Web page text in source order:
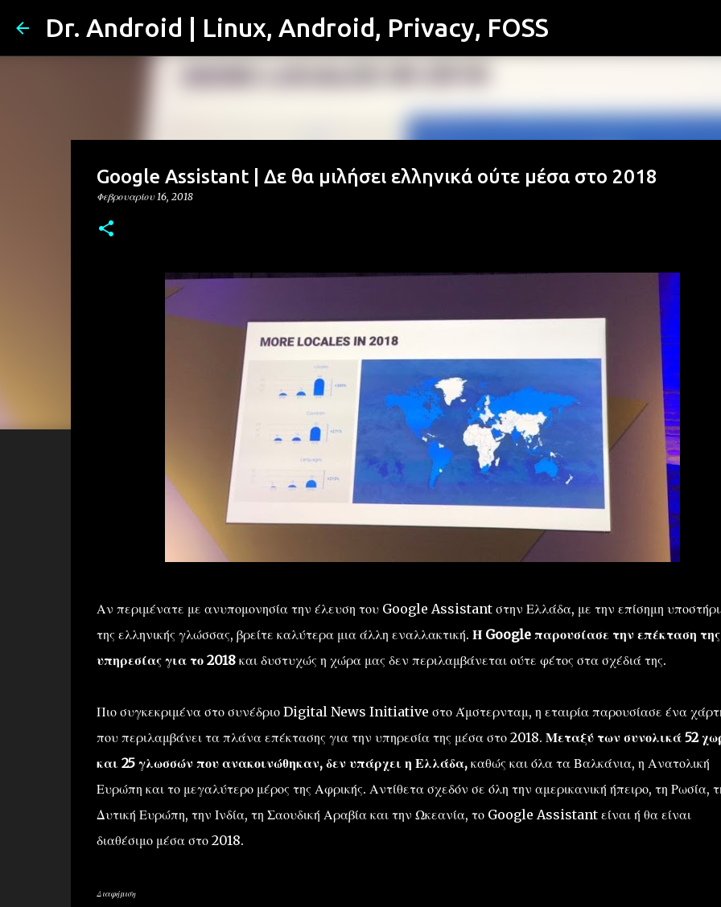
Μετάβαση στο κύριο περιεχόμενο
Dr. Android | Linux, Android, Privacy, FOSS
Google Assistant | Δε θα μιλήσει ελληνικά ούτε μέσα στο 2018
Φεβρουαρίου 16, 2018
Αν περιμένατε με ανυπομονησία την έλευση του Google Assistant στην Ελλάδα, με την επίσημη
της ελληνικής γλώσσας, βρείτε καλύτερα μια άλλη εναλλακτική. Η Google παρουσίασε την επέκταση της
υπηρεσίας για το 2018και δυστυχώς η χώρα μας δεν περιλαμβάνεται ούτε φέτος στα σχέδιά της.
Πιο συγκεκριμένα στο συνέδριο Digital News Initiative στο Άμστερνταμ, η εταιρία παρουσίασε ένα
που περιλαμβάνει τα πλάνα επέκτασης για την υπηρεσία της μέσα στο 2018. Μεταξύ των συνολικά 52
και 25 γλωσσών που ανακοινώθηκαν, δεν υπάρχει η Ελλάδα,καθώς και όλα τα Βαλκάνια, η Ανατολική
Ευρώπη και το μεγαλύτερο μέρος της Αφρικής. Αντίθετα σχεδόν σε όλη την αμερικανική ήπειρο, τη Ρωσία,
Δυτική Ευρώπη, την Ινδία, τη Σαουδική Αραβία και την Ωκεανία, το Google Assistant είναι ή θα είναι
διαθέσιμο μέσα στο 2018.
Διαφήμιση